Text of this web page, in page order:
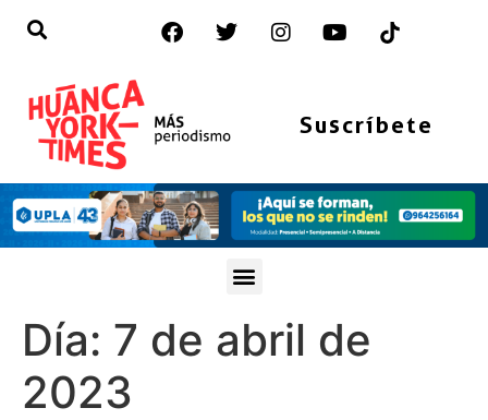
Suscríbete
Día: 7 de abril de
2023